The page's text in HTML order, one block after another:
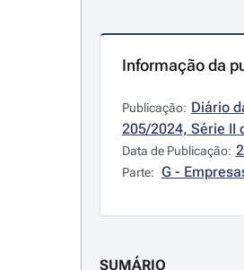
Informação da
Publicação: Diário
205/2024, Série II
Data de Publicação:
Parte: G -
SUMÁRIO